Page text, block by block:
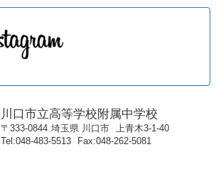
川口市立高等学校附属中学校
〒333-0844 埼玉県 川口市
上青木3-1-40
Tel 048-483-5513 Fax 048-262-5081